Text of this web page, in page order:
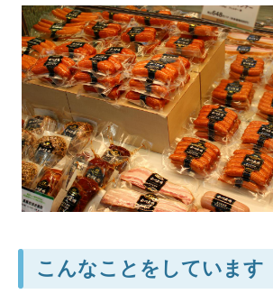
こんなことをしています